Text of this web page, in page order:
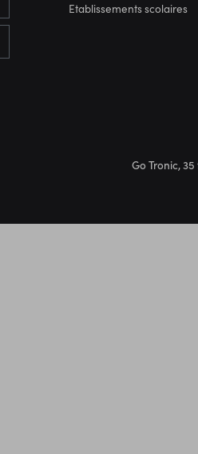
Etablissements scolaires
Go Tronic,